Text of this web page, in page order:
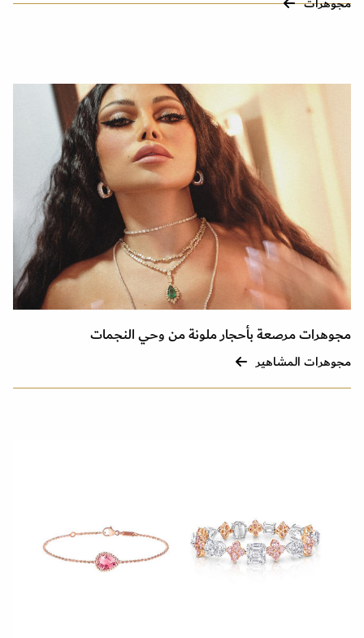
مجوهرات مرصعة بأحجار ملونة من وحي النجمات
مجوهرات المشاهير